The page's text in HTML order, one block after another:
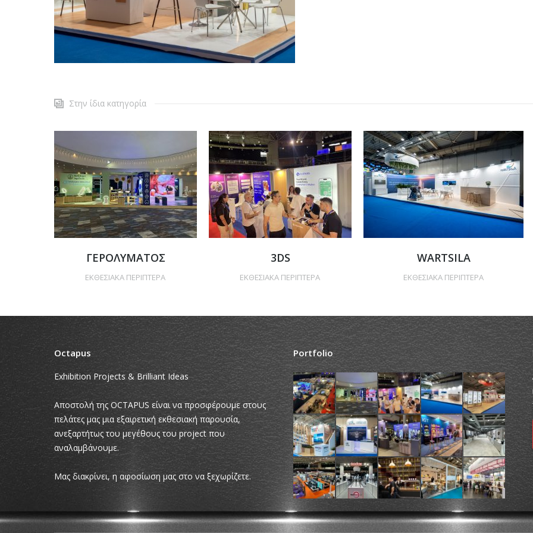
Στην ίδια κατηγορία
ΓΕΡΟΛΥΜΑΤΟΣ
ΕΚΘΕΣΙΑΚΑ ΠΕΡΙΠΤΕΡΑ
3DS
ΕΚΘΕΣΙΑΚΑ ΠΕΡΙΠΤΕΡΑ
WARTSILA
ΕΚΘΕΣΙΑΚΑ ΠΕΡΙΠΤΕΡΑ
Octapus
Exhibition Projects & Brilliant Ideas
Αποστολή της OCTAPUS είναι να προσφέρουμε στους
πελάτες μας μια εξαιρετική εκθεσιακή παρουσία,
ανεξαρτήτως του μεγέθους του project που
αναλαμβάνουμε.
Μας διακρίνει, η αφοσίωση μας στο να ξεχωρίζετε.
Portfolio